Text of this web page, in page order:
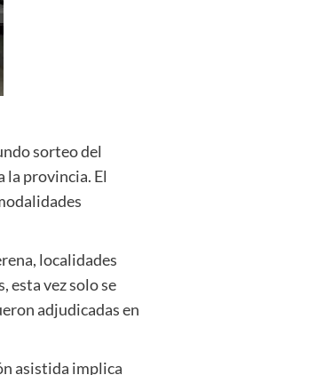
sorteo del
la provincia. El
localidades
esta vez solo se
adjudicadas en
asistida implica